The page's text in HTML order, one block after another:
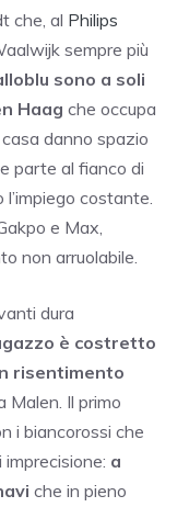
che, al Philips
sempre più
sono a soli
Haag che occupa
danno spazio
parte al fianco di
costante.
e Max,
non arruolabile.
dura
è costretto
risentimento
Malen. Il primo
i biancorossi che
a
che in pieno